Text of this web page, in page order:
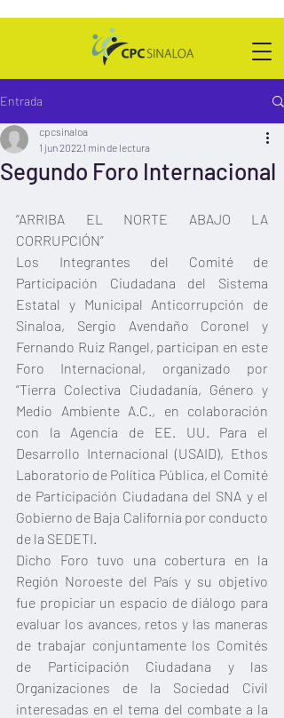
Entrada
Segundo Foro Internacional
cpcsinaloa
1 jun 20221 min de lectura
“ARRIBA EL NORTE ABAJO LA
CORRUPCIÓN”
Los Integrantes del Comité de
Participación Ciudadana del Sistema
Estatal y Municipal Anticorrupción de
Sinaloa, Sergio Avendaño Coronel y
Fernando Ruiz Rangel, participan en este
Foro Internacional, organizado por
“Tierra Colectiva Ciudadanía, Género y
Medio Ambiente A.C., en colaboración
con la Agencia de EE. UU. Para el
Desarrollo Internacional (USAID), Ethos
Laboratorio de Política Pública, el Comité
de Participación Ciudadana del SNA y el
Gobierno de Baja California por conducto
de la SEDETI.
Dicho Foro tuvo una cobertura en la
Región Noroeste del País y su objetivo
fue propiciar un espacio de diálogo para
evaluar los avances, retos y las maneras
de trabajar conjuntamente los Comités
de Participación Ciudadana y las
Organizaciones de la Sociedad Civil
interesadas en el tema del combate a la